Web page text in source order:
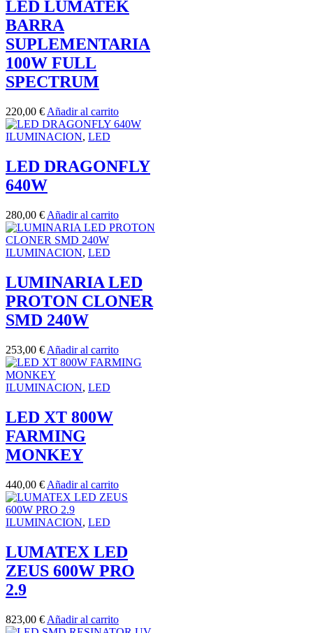
LED LUMATEK
BARRA
SUPLEMENTARIA
100W FULL
SPECTRUM
220,00 € Añadir al carrito
ILUMINACION, LED
LED DRAGONFLY
640W
280,00 € Añadir al carrito
ILUMINACION, LED
LUMINARIA LED
PROTON CLONER
SMD 240W
253,00 € Añadir al carrito
ILUMINACION, LED
LED XT 800W
FARMING
MONKEY
440,00 € Añadir al carrito
ILUMINACION, LED
LUMATEX LED
ZEUS 600W PRO
2.9
823,00 € Añadir al carrito